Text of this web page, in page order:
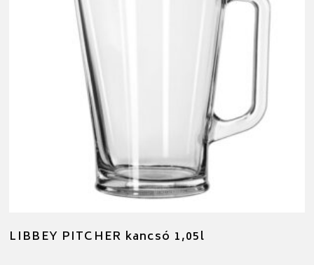
LIBBEY PITCHER kancsó 1,05l